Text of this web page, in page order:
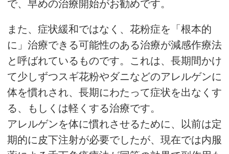
で、早めの治療開始がお勧めです。
また、症状緩和ではなく、花粉症を「根本的
に」治療できる可能性のある治療が減感作療法
と呼ばれているものです。これは、長期間かけ
て少しずつスギ花粉やダニなどのアレルゲンに
体を慣れされ、長期にわたって症状を出なくす
る、もしくは軽くする治療です。
アレルゲンを体に慣れさせるために、以前は定
期的に皮下注射が必要でしたが、現在では内服